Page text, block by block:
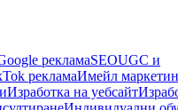
рекламаSEOUGC и
рекламaИмейл
Изработка на уебсайт